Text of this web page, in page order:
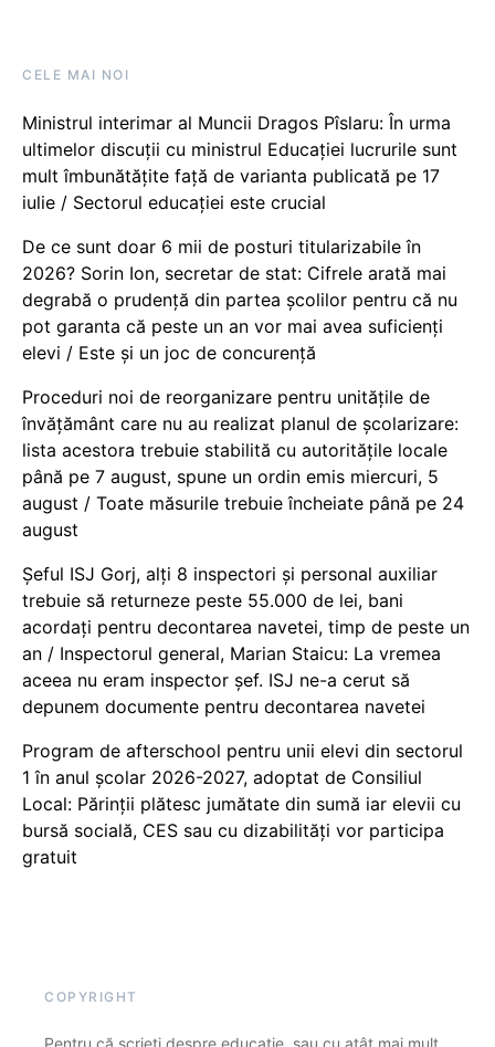
CELE MAI NOI
Ministrul interimar al Muncii Dragos Pîslaru: În urma
ultimelor discuții cu ministrul Educației lucrurile sunt
mult îmbunătățite față de varianta publicată pe 17
iulie / Sectorul educației este crucial
De ce sunt doar 6 mii de posturi titularizabile în
2026? Sorin Ion, secretar de stat: Cifrele arată mai
degrabă o prudență din partea școlilor pentru că nu
pot garanta că peste un an vor mai avea suficienți
elevi / Este și un joc de concurență
Proceduri noi de reorganizare pentru unitățile de
învățământ care nu au realizat planul de școlarizare:
lista acestora trebuie stabilită cu autoritățile locale
până pe 7 august, spune un ordin emis miercuri, 5
august / Toate măsurile trebuie încheiate până pe 24
august
Șeful ISJ Gorj, alți 8 inspectori și personal auxiliar
trebuie să returneze peste 55.000 de lei, bani
acordați pentru decontarea navetei, timp de peste un
an / Inspectorul general, Marian Staicu: La vremea
aceea nu eram inspector șef. ISJ ne-a cerut să
depunem documente pentru decontarea navetei
Program de afterschool pentru unii elevi din sectorul
1 în anul școlar 2026-2027, adoptat de Consiliul
Local: Părinții plătesc jumătate din sumă iar elevii cu
bursă socială, CES sau cu dizabilităţi vor participa
gratuit
COPYRIGHT
Pentru că scrieți despre educație, sau cu atât mai mult